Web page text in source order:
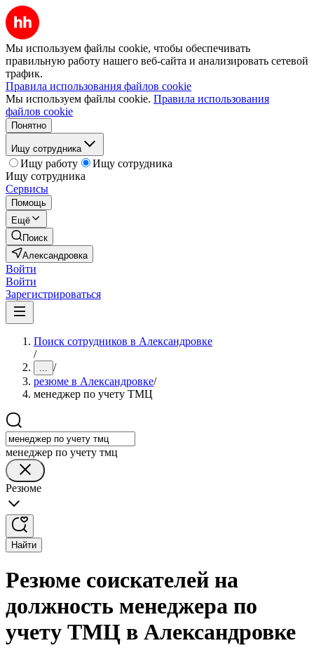
Мы используем файлы cookie, чтобы обеспечивать
правильную работу нашего веб-сайта и анализировать сетевой
трафик.
Правила использования файлов cookie
Мы используем файлы cookie. Правила использования
файлов cookie
Понятно
Ищу сотрудника
Ищу работу
Ищу сотрудника
Ищу сотрудника
Сервисы
Помощь
Ещё
Поиск
Александровка
Войти
Войти
Зарегистрироваться
Поиск сотрудников в Александровке
/
... /
резюме в Александровке/
менеджер по учету ТМЦ
менеджер по учету тмц
Резюме
Найти
Резюме соискателей на
должность менеджера по
учету ТМЦ в Александровке